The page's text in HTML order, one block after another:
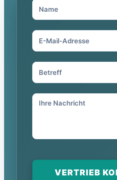
VERTRIEB